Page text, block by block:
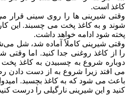
کاغذ است.
وقتی شیرینی ها را روی سینی قرار
شوند و به کاغذ پخت می چسبند. این
پخته شود ادامه خواهد داشت.
وقتی شیرینی کاملاً آماده شد، شل
را از کاغذ روغنی جدا کنید. اما وقتی
دوباره شروع به چسبیدن به کاغذ پخت
می افتد زیرا شروع به از دست دادن
باعث می شود که به کاغذ بچسبد.
کنید و این شیرینی نارگیلی را درست